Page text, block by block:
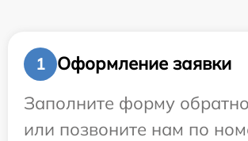
1
Оформление заявки
Заполните форму
или позвоните нам по